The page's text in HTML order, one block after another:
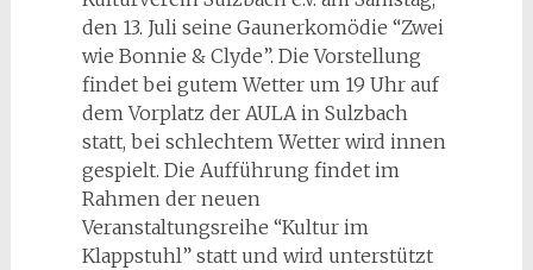
den 13. Juli seine Gaunerkomödie “Zwei
wie Bonnie & Clyde”. Die Vorstellung
findet bei gutem Wetter um 19 Uhr auf
dem Vorplatz der AULA in Sulzbach
statt, bei schlechtem Wetter wird innen
gespielt. Die Aufführung findet im
Rahmen der neuen
Veranstaltungsreihe “Kultur im
Klappstuhl” statt und wird unterstützt